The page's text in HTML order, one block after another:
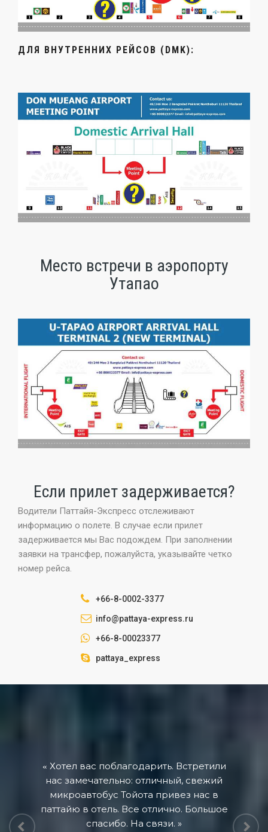
ДЛЯ ВНУТРЕННИХ РЕЙСОВ (DMK):
Место встречи в аэропорту
Утапао
Если прилет задерживается?
Водители Паттайя-Экспресс отслеживают
информацию о полете. В случае если прилет
задерживается мы Вас подождем. При заполнении
заявки на трансфер, пожалуйста, указывайте четко
номер рейса.
+66-8-0002-3377
info@pattaya-express.ru
+66-8-00023377
pattaya_express
Хотел вас поблагодарить. Встретили
нас замечательно: отличный, свежий
микроавтобус Тойота привез нас в
паттайю в отель. Все отлично. Большое
спасибо. На связи.